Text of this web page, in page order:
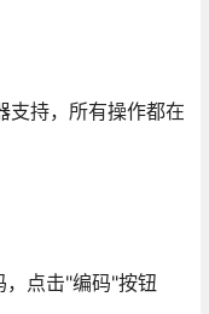
支持，所有操作都在
点击"编码"按钮